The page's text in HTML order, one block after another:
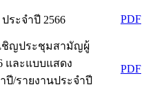
ระจำปี 2566 PDF
ชิญประชุมสามัญผู้
และแบบแสดง
ปี/รายงานประจำปี
PDF